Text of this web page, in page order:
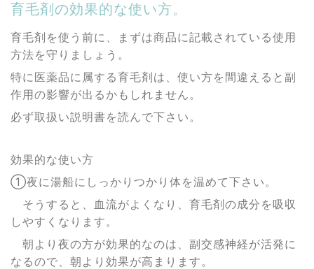
育毛剤の効果的な使い方。
育毛剤を使う前に、まずは商品に記載されている使用
方法を守りましょう。
特に医薬品に属する育毛剤は、使い方を間違えると副
作用の影響が出るかもしれません。
必ず取扱い説明書を読んで下さい。
効果的な使い方
①夜に湯船にしっかりつかり体を温めて下さい。
そうすると、血流がよくなり、育毛剤の成分を吸収
しやすくなります。
朝より夜の方が効果的なのは、副交感神経が活発に
なるので、朝より効果が高まります。